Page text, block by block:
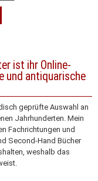
ist ihr Online-
und antiquarische
geprüfte Auswahl an
Jahrhunderten. Mein
Fachrichtungen und
Second-Hand Bücher
weshalb das